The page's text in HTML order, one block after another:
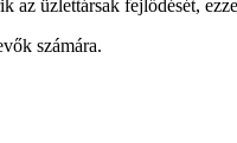
üzlettársak fejlődését,
számára.